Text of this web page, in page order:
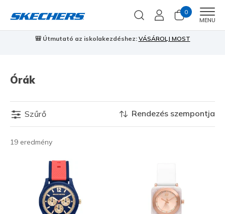
0
MENU
🎒 Útmutató az iskolakezdéshez: VÁSÁROLJ MOST
Órák
Szűrő
19 eredmény
Rendezés szempontja